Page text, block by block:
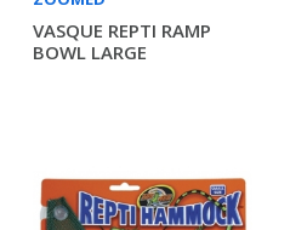
VASQUE REPTI RAMP
BOWL LARGE